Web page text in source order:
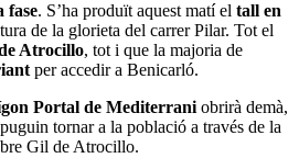
fase. S’ha produït aquest matí el tall en
de la glorieta del carrer Pilar. Tot el
Atrocillo, tot i que la majoria de
per accedir a Benicarló.
Portal de Mediterrani obrirà demà,
tornar a la població a través de la
Gil de Atrocillo.